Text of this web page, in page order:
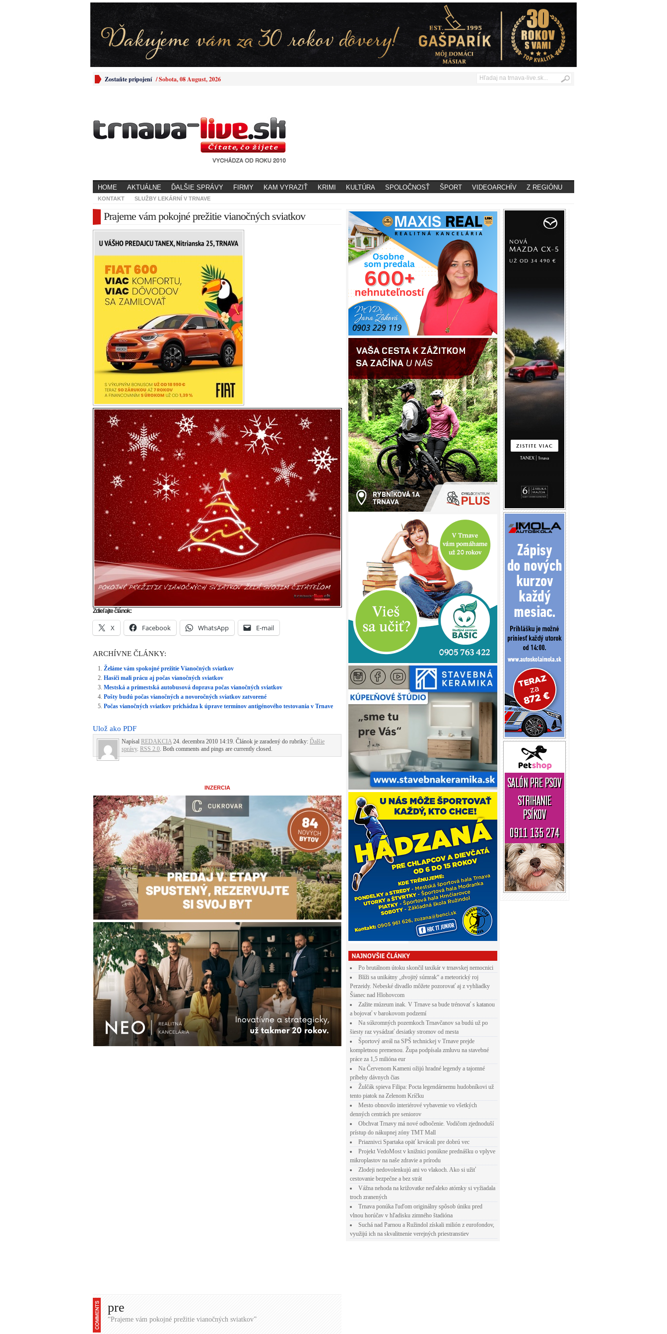
Zostaňte pripojení /Sobota, 08 August, 2026
HOME AKTUÁLNE ĎALŠIE SPRÁVY FIRMY KAM VYRAZIŤ KRIMI KULTÚRA SPOLOČNOSŤ ŠPORT VIDEOARCHÍV Z REGIÓNU
KONTAKT SLUŽBY LEKÁRNÍ V TRNAVE
Prajeme vám pokojné prežitie vianočných sviatkov
Zdieľajte článok:
X Facebook WhatsApp E-mail
ARCHÍVNE ČLÁNKY:
Želáme vám spokojné prežitie Vianočných sviatkov
Hasiči mali prácu aj počas vianočných sviatkov
Mestská a prímestská autobusová doprava počas vianočných sviatkov
Pošty budú počas vianočných a novoročných sviatkov zatvorené
Počas vianočných sviatkov prichádza k úprave termínov antigénového testovania v Trnave
Ulož ako PDF
Napísal REDAKCIA 24. decembra 2010 14:19. Článok je zaradený do rubriky: Ďalšie
správy. RSS 2.0. Both comments and pings are currently closed.
INZERCIA
pre
“Prajeme vám pokojné prežitie vianočných sviatkov”
Po brutálnom útoku skončil taxikár v trnavskej nemocnici
Blíži sa unikátny „dvojitý súmrak“ a meteorický roj
Perzeidy. Nebeské divadlo môžete pozorovať aj z vyhliadky
Šianec nad Hlohovcom
Zažite múzeum inak. V Trnave sa bude trénovať s katanou
a bojovať v barokovom podzemí
Na súkromných pozemkoch Trnavčanov sa budú už po
šiesty raz vysádzať desiatky stromov od mesta
Športový areál na SPŠ technickej v Trnave prejde
kompletnou premenou. Župa podpísala zmluvu na stavebné
práce za 1,5 milióna eur
Na Červenom Kameni ožijú hradné legendy a tajomné
príbehy dávnych čias
Žulčák spieva Filipa: Pocta legendárnemu hudobníkovi už
tento piatok na Zelenom Kríčku
Mesto obnovilo interiérové vybavenie vo všetkých
denných centrách pre seniorov
Obchvat Trnavy má nové odbočenie. Vodičom zjednoduší
prístup do nákupnej zóny TMT Mall
Priaznivci Spartaka opäť krvácali pre dobrú vec
Projekt VedoMost v knižnici ponúkne prednášku o vplyve
mikroplastov na naše zdravie a prírodu
Zlodeji nedovolenkujú ani vo vlakoch. Ako si užiť
cestovanie bezpečne a bez strát
Vážna nehoda na križovatke neďaleko atómky si vyžiadala
troch zranených
Trnava ponúka ľuďom originálny spôsob úniku pred
vlnou horúčav v hľadisku zimného štadióna
Suchá nad Parnou a Ružindol získali milión z eurofondov,
využijú ich na skvalitnenie verejných priestranstiev